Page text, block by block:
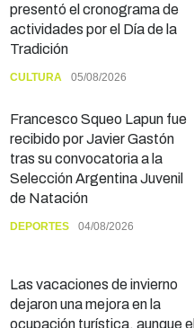
presentó el cronograma de
actividades por el Día de la
Tradición
CULTURA 05/08/2026
Francesco Squeo Lapun fue
recibido por Javier Gastón
tras su convocatoria a la
Selección Argentina Juvenil
de Natación
DEPORTES 04/08/2026
Las vacaciones de invierno
dejaron una mejora en la
ocupación turística, aunque el